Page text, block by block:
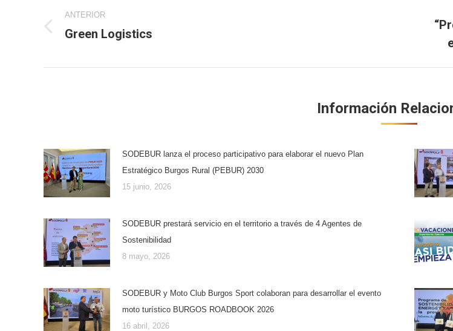
entreANTERIOR
Publicación
Green Logistics
Información
SODEBUR lanza el proceso participativo para elaborar el nuevo Plan
Estratégico Burgos Rural (PEBUR) 2030
15 junio, 2026
SODEBUR prestará servicio en el territorio a través de 4 Agentes de
Sostenibilidad
8 mayo, 2026
SODEBUR y Moto Club Burgos Sport colaboran para desarrollar el evento
moto turístico BURGOS ROADBOOK 2026
16 abril, 2026